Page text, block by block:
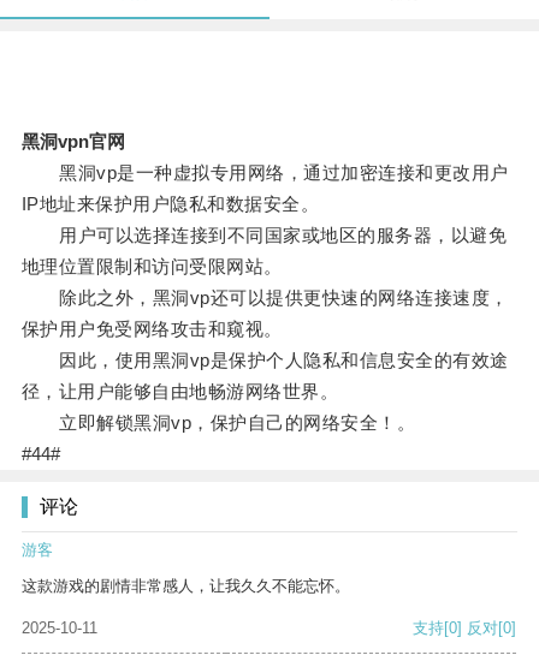
黑洞vpn官网
黑洞vp是一种虚拟专用网络，通过加密连接和更改用户
IP地址来保护用户隐私和数据安全。
用户可以选择连接到不同国家或地区的服务器，以避免
地理位置限制和访问受限网站。
除此之外，黑洞vp还可以提供更快速的网络连接速度，
保护用户免受网络攻击和窥视。
因此，使用黑洞vp是保护个人隐私和信息安全的有效途
径，让用户能够自由地畅游网络世界。
立即解锁黑洞vp，保护自己的网络安全！。
#44#
评论
游客
这款游戏的剧情非常感人，让我久久不能忘怀。
2025-10-11 支持[0] 反对[0]